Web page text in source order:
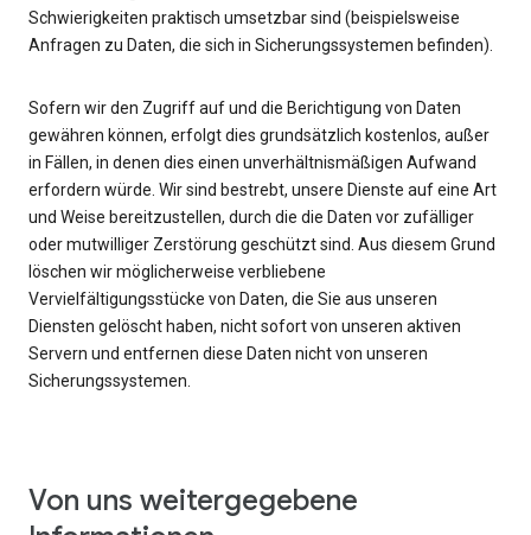
Schwierigkeiten praktisch umsetzbar sind (beispielsweise
Anfragen zu Daten, die sich in Sicherungssystemen befinden).
Sofern wir den Zugriff auf und die Berichtigung von Daten
gewähren können, erfolgt dies grundsätzlich kostenlos, außer
in Fällen, in denen dies einen unverhältnismäßigen Aufwand
erfordern würde. Wir sind bestrebt, unsere Dienste auf eine Art
und Weise bereitzustellen, durch die die Daten vor zufälliger
oder mutwilliger Zerstörung geschützt sind. Aus diesem Grund
löschen wir möglicherweise verbliebene
Vervielfältigungsstücke von Daten, die Sie aus unseren
Diensten gelöscht haben, nicht sofort von unseren aktiven
Servern und entfernen diese Daten nicht von unseren
Sicherungssystemen.
Von uns weitergegebene